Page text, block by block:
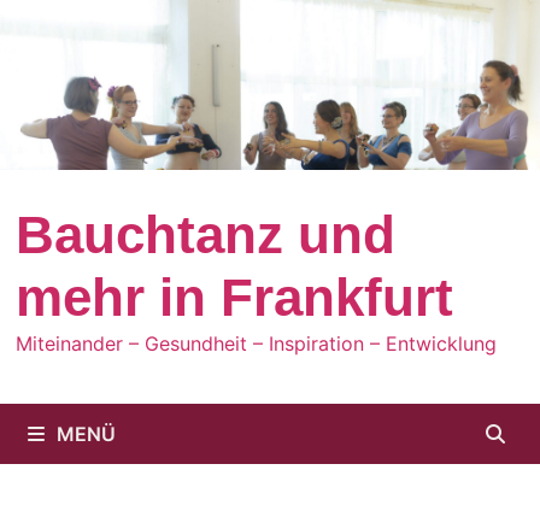
springen
Bauchtanz und
mehr in Frankfurt
Miteinander – Gesundheit – Inspiration – Entwicklung
MENÜ